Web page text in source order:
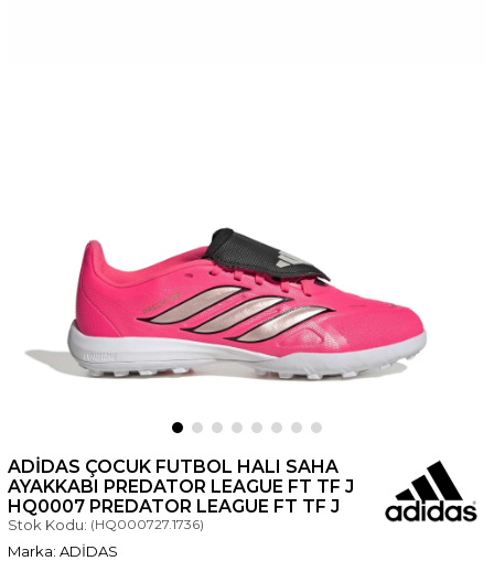
ADIDAS ÇOCUK FUTBOL HALI SAHA
AYAKKABI PREDATOR LEAGUE FT TF J
HQ0007 PREDATOR LEAGUE FT TF J
Stok Kodu: (HQ000727.1736)
ADİDAS